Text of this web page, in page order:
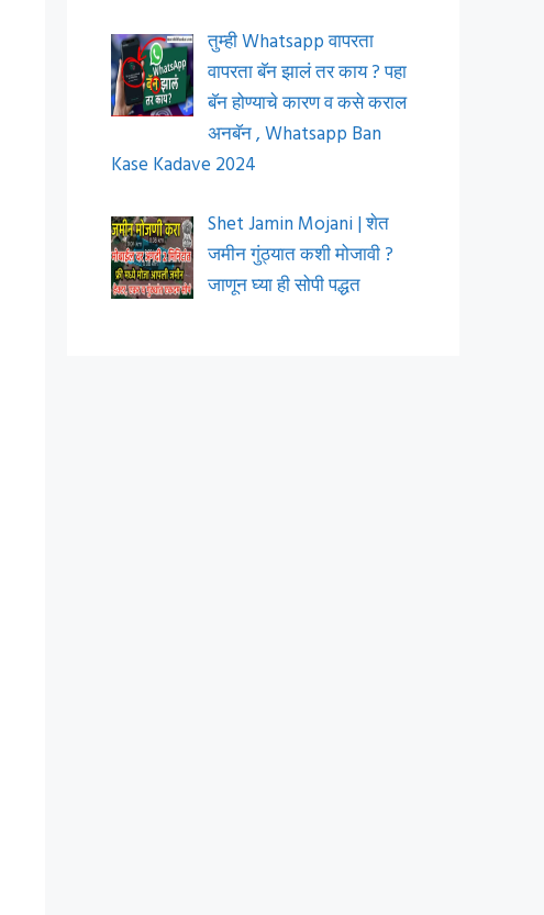
तुम्ही Whatsapp वापरता
वापरता बॅन झालं तर काय ? पहा
बॅन होण्याचे कारण व कसे कराल
अनबॅन , Whatsapp Ban
Kase Kadave 2024
Shet Jamin Mojani | शेत
जमीन गुंठ्यात कशी मोजावी ?
जाणून घ्या ही सोपी पद्धत